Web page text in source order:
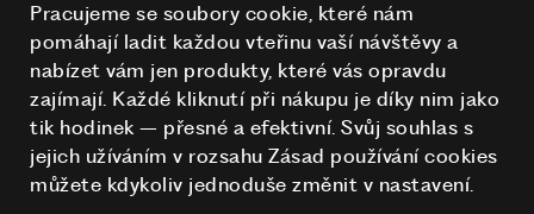
O NÁKUPU
HODINKY
Pracujeme se soubory cookie, které nám
pomáhají ladit každou vteřinu vaší návštěvy a
nabízet vám jen produkty, které vás opravdu
zajímají. Každé kliknutí při nákupu je díky nim jako
tik hodinek – přesné a efektivní. Svůj souhlas s
jejich užíváním v rozsahu Zásad používání cookies
můžete kdykoliv jednoduše změnit v nastavení.